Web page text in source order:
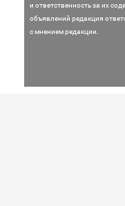
и ответственность за их
объявлений редакция
с мнением редакции.